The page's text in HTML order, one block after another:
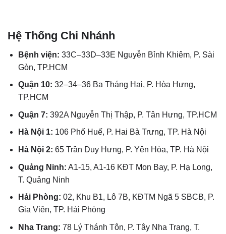
Hệ Thống Chi Nhánh
Bệnh viện: 33C–33D–33E Nguyễn Bỉnh Khiêm, P. Sài
Gòn, TP.HCM
Quận 10: 32–34–36 Ba Tháng Hai, P. Hòa Hưng,
TP.HCM
Quận 7: 392A Nguyễn Thị Thập, P. Tân Hưng, TP.HCM
Hà Nội 1: 106 Phố Huế, P. Hai Bà Trưng, TP. Hà Nội
Hà Nội 2: 65 Trần Duy Hưng, P. Yên Hòa, TP. Hà Nội
Quảng Ninh: A1-15, A1-16 KĐT Mon Bay, P. Hạ Long,
T. Quảng Ninh
Hải Phòng: 02, Khu B1, Lô 7B, KĐTM Ngã 5 SBCB, P.
Gia Viên, TP. Hải Phòng
Nha Trang: 78 Lý Thánh Tôn, P. Tây Nha Trang, T.